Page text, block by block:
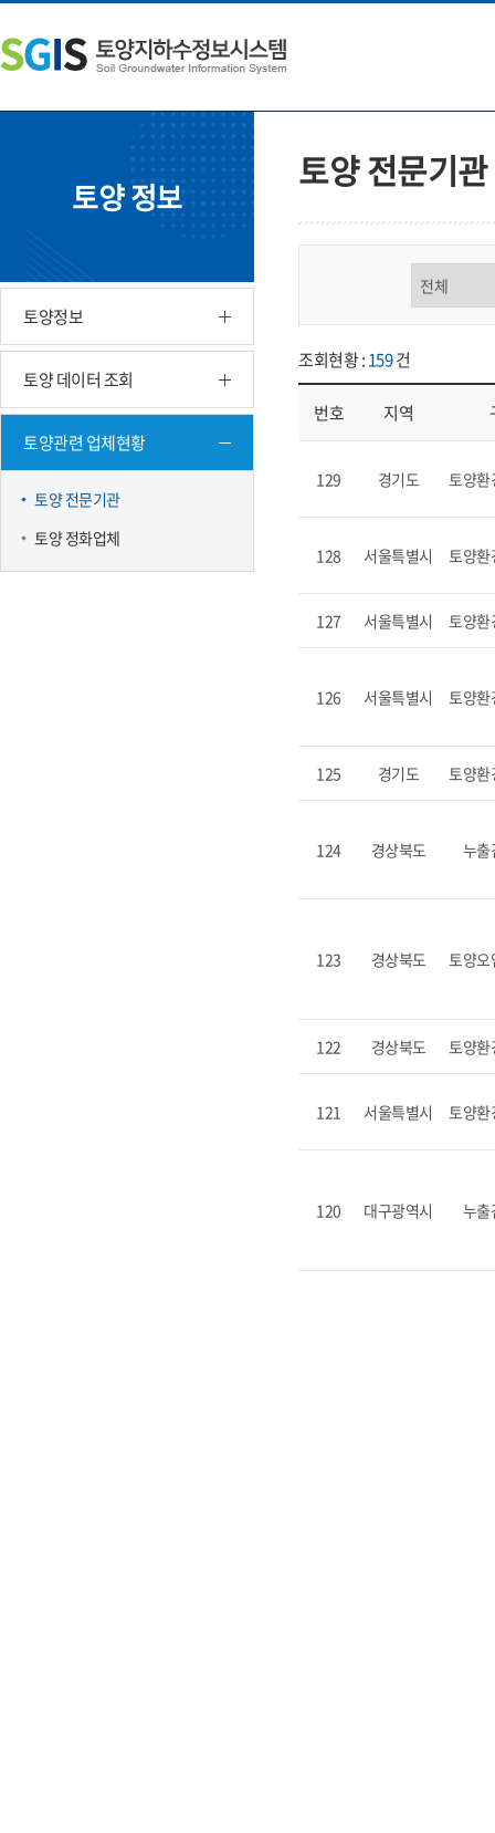
문
내
용
쪽
메
뉴
단
주
소
토양 정보
토양정보
토양 데이터 조회
토양관련 업체현황
토양 전문기관
토양 정화업체
토양 전문기관
조회현황 :159건
번호 지역
129 경기도 토양환
128 서울특별시 토양환
127 서울특별시 토양환
126 서울특별시 토양환
125 경기도 토양환
124 경상북도 누출
123 경상북도 토양오
122 경상북도 토양환
121 서울특별시 토양환
120 대구광역시 누출